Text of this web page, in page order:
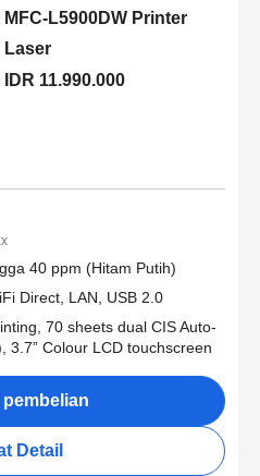
MFC-L5900DW Printer
Laser
IDR 11.990.000
40 ppm (Hitam Putih)
Direct, LAN, USB 2.0
70 sheets dual CIS Auto-
3.7” Colour LCD touchscreen
pembelian
Detail